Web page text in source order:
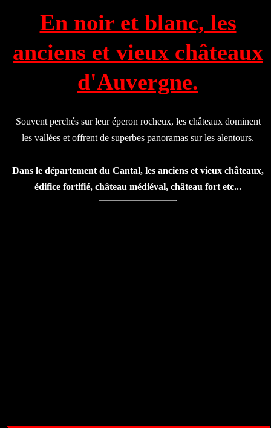
En noir et blanc, les
anciens et vieux châteaux
d'Auvergne.
Souvent perchés sur leur éperon rocheux, les châteaux dominent
les vallées et offrent de superbes panoramas sur les alentours.
Dans le département du Cantal, les anciens et vieux châteaux,
édifice fortifié, château médiéval, château fort etc...